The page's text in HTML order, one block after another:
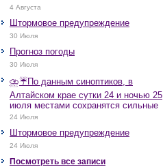
4 Августа
Штормовое предупреждение
30 Июля
Прогноз погоды
30 Июля
⛈️☔️По данным синоптиков, в
Алтайском крае сутки 24 и ночью 25
июля местами сохранятся сильные
дожди, грозы, при грозах очень
крупный град, шквалистое усиление
ветра до 17-22 м/с, местами порывы
25 м/с и более.
24 Июля
Штормовое предупреждение
24 Июля
Посмотреть все записи